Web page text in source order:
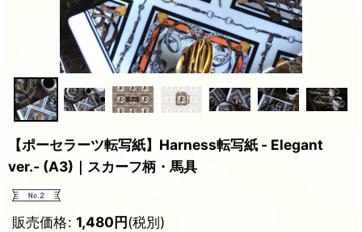
【ポーセラーツ転写紙】Harness転写紙 - Elegant
ver.- (A3)｜スカーフ柄・馬具
販売価格: 1,480円(税別)